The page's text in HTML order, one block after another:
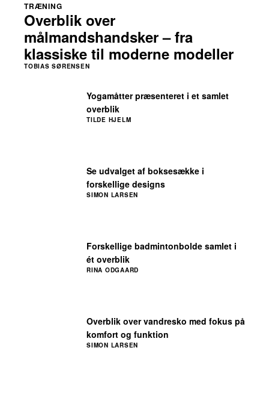
Overblik over vandresko med fokus på
komfort og funktion
SIMON LARSEN
Forskellige badmintonbolde samlet i
ét overblik
RINA ODGAARD
Se udvalget af boksesække i
forskellige designs
SIMON LARSEN
Yogamåtter præsenteret i et samlet
overblik
TILDE HJELM
Overblik over
målmandshandsker – fra
klassiske til moderne modeller
TRÆNING
TOBIAS SØRENSEN